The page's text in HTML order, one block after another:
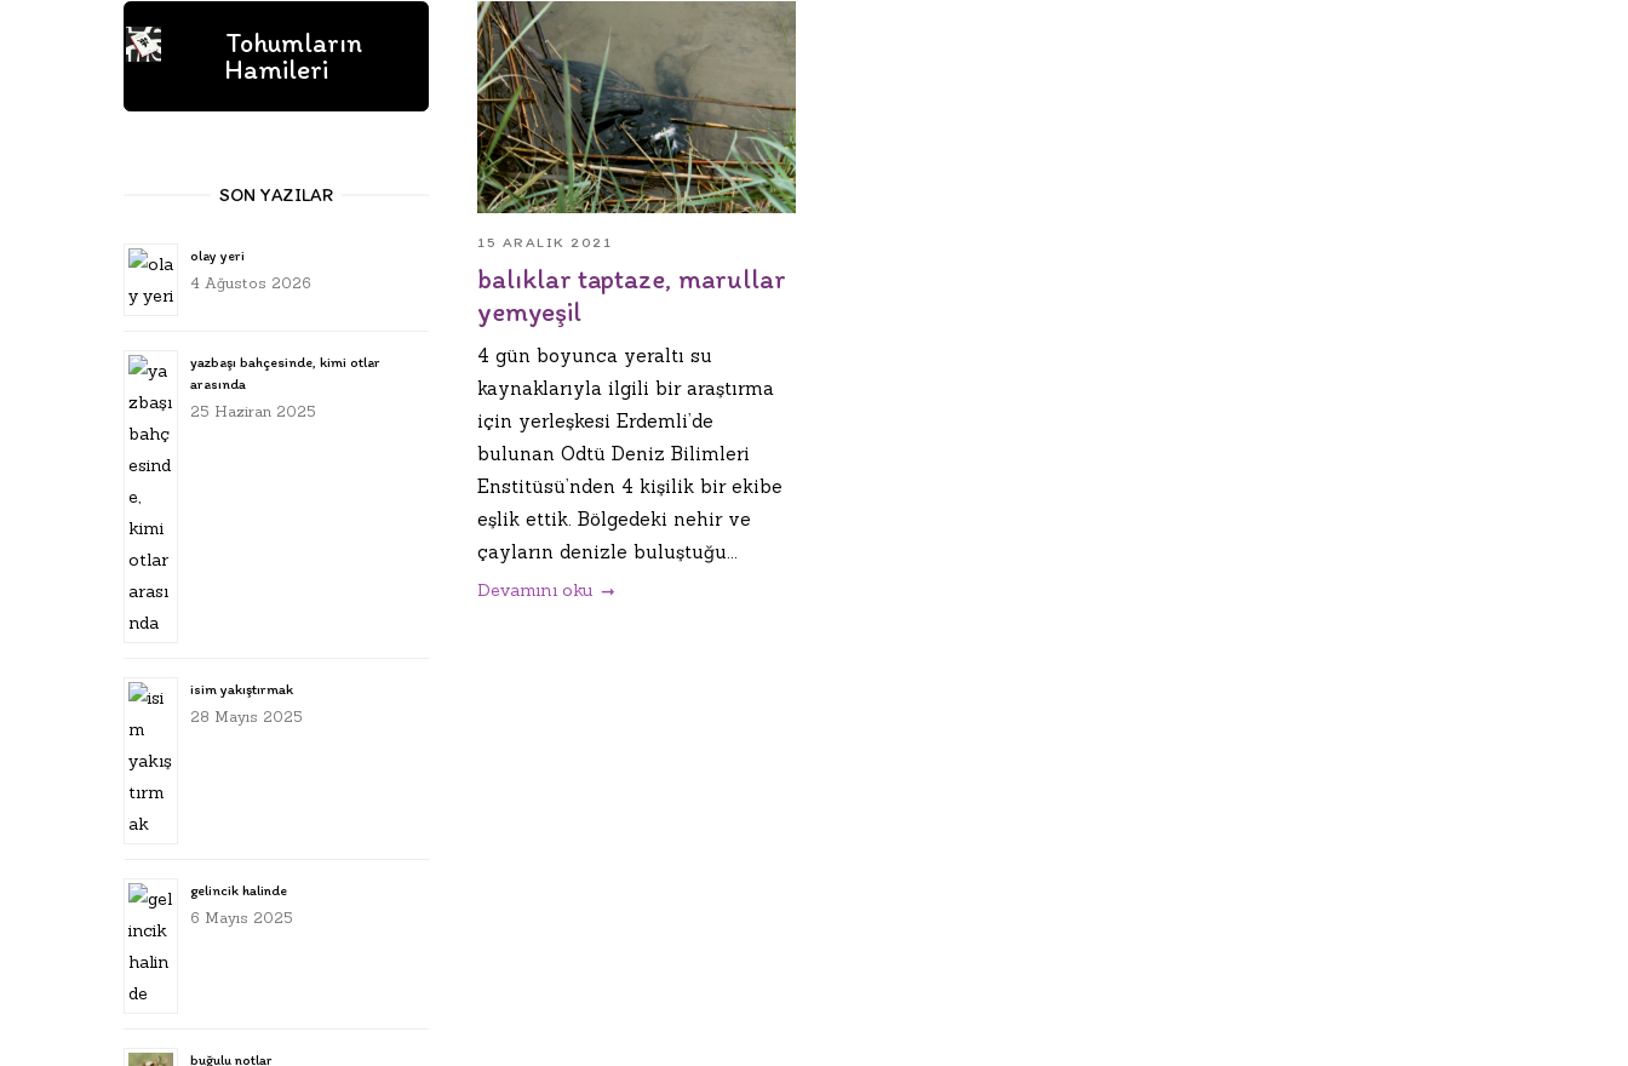
15 ARALIK 2021
balıklar taptaze, marullar
yemyeşil
4 gün boyunca yeraltı su
kaynaklarıyla ilgili bir araştırma
için yerleşkesi Erdemli’de
bulunan Odtü Deniz Bilimleri
Enstitüsü’nden 4 kişilik bir ekibe
eşlik ettik. Bölgedeki nehir ve
çayların denizle buluştuğu...
Devamını oku
Tohumların
Hamileri
SON YAZILAR
olay yeri
4 Ağustos 2026
yazbaşı bahçesinde, kimi otlar
arasında
25 Haziran 2025
isim yakıştırmak
28 Mayıs 2025
gelincik halinde
6 Mayıs 2025
buğulu notlar